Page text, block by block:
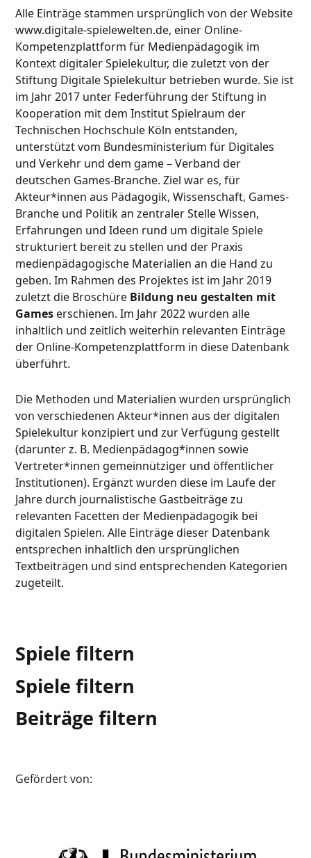
Alle Einträge stammen ursprünglich von der Website
www.digitale-spielewelten.de, einer Online-
Kompetenzplattform für Medienpädagogik im
Kontext digitaler Spielekultur, die zuletzt von der
Stiftung Digitale Spielekultur betrieben wurde. Sie ist
im Jahr 2017 unter Federführung der Stiftung in
Kooperation mit dem Institut Spielraum der
Technischen Hochschule Köln entstanden,
unterstützt vom Bundesministerium für Digitales
und Verkehr und dem game – Verband der
deutschen Games-Branche. Ziel war es, für
Akteur*innen aus Pädagogik, Wissenschaft, Games-
Branche und Politik an zentraler Stelle Wissen,
Erfahrungen und Ideen rund um digitale Spiele
strukturiert bereit zu stellen und der Praxis
medienpädagogische Materialien an die Hand zu
geben. Im Rahmen des Projektes ist im Jahr 2019
zuletzt die Broschüre Bildung neu gestalten mit
Games erschienen. Im Jahr 2022 wurden alle
inhaltlich und zeitlich weiterhin relevanten Einträge
der Online-Kompetenzplattform in diese Datenbank
überführt.
Die Methoden und Materialien wurden ursprünglich
von verschiedenen Akteur*innen aus der digitalen
Spielekultur konzipiert und zur Verfügung gestellt
(darunter z. B. Medienpädagog*innen sowie
Vertreter*innen gemeinnütziger und öffentlicher
Institutionen). Ergänzt wurden diese im Laufe der
Jahre durch journalistische Gastbeiträge zu
relevanten Facetten der Medienpädagogik bei
digitalen Spielen. Alle Einträge dieser Datenbank
entsprechen inhaltlich den ursprünglichen
Textbeiträgen und sind entsprechenden Kategorien
zugeteilt.
Spiele filtern
Spiele filtern
Beiträge filtern
Gefördert von: